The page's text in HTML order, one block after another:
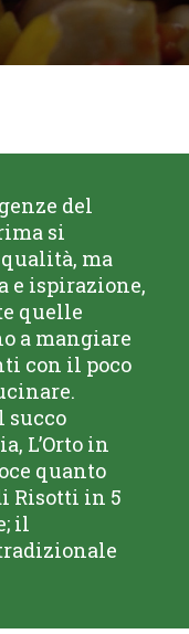
del
si
ma
e ispirazione,
quelle
a mangiare
con il poco
succo
L’Orto in
quanto
Risotti in 5
il